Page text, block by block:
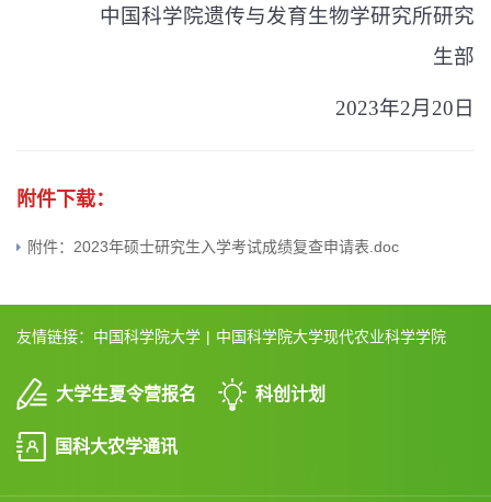
中国科学院遗传与发育生物学研究所研究
生部
2023年2月 20 日
附件下载：
附件：2023年硕士研究生入学考试成绩复查申请表.doc
友情链接： 中国科学院大学 | 中国科学院大学现代农业科学学院
大学生夏令营报名 科创计划
国科大农学通讯